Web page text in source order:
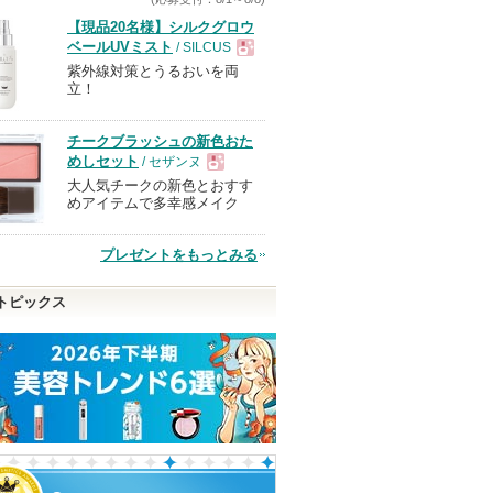
【現品20名様】シルクグロウ
ベールUVミスト / SILCUS
現
品
紫外線対策とうるおいを両
立！
チークブラッシュの新色おた
めしセット / セザンヌ
現
品
大人気チークの新色とおすす
めアイテムで多幸感メイク
プレゼントをもっとみる
ピックス